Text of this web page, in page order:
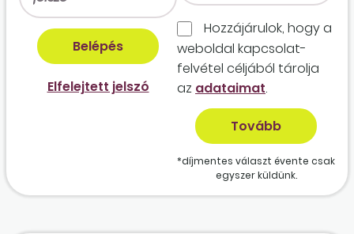
Elfelejtett jelszó
Hozzájárulok, hogy a
weboldal kapcso­lat­
felvétel céljából tárolja
az adataimat.
*díjmentes választ évente csak
egyszer küldünk.